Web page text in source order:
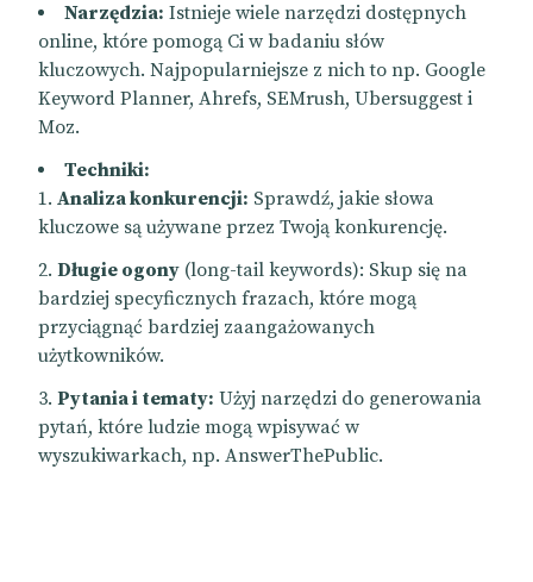
Narzędzia: Istnieje wiele narzędzi dostępnych
online, które pomogą Ci w badaniu słów
kluczowych. Najpopularniejsze z nich to np. Google
Keyword Planner, Ahrefs, SEMrush, Ubersuggest i
Moz.
Techniki:
Analiza konkurencji: Sprawdź, jakie słowa
kluczowe są używane przez Twoją konkurencję.
Długie ogony (long-tail keywords): Skup się na
bardziej specyficznych frazach, które mogą
przyciągnąć bardziej zaangażowanych
użytkowników.
Pytania i tematy: Użyj narzędzi do generowania
pytań, które ludzie mogą wpisywać w
wyszukiwarkach, np. AnswerThePublic.